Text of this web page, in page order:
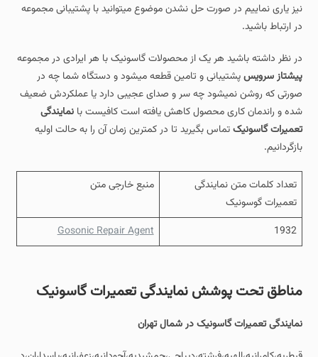
نیز یاری نماییم در صورت حل نشدن موضوع میتوانید با پشتیبانی مجموعه
در ارتباط باشید.
در نظر داشته باشید هر یک از محصولات گاسونیک با هر ایرادی در مجموعه
پیشتاز سرویسپشتیبانی و تامین قطعه میشود و دستگاه شما چه در
صورتی که روشن نمیشود چه سر و صدای عجیبی دارد یا عملکردش ضعیف
شده و راندمان کاری محصول کاهش یافته است کافیست بانمایندگی
تعمیرات گاسونیکتماس بگیرید تا در کمترین زمان آن را به حالت اولیه
بازگردانیم.
تعداد کلمات متن نمایندگی
تعمیرات گوسونیک
منبع خارجی متن
1932
Gosonic Repair Agent
مناطق تحت پوشش نمایندگی تعمیرات گاسونیک
نمایندگی تعمیرات گاسونیک در شمال تهران